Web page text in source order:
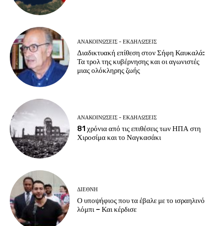
ΑΝΑΚΟΙΝΩΣΕΙΣ - ΕΚΔΗΛΩΣΕΙΣ
Διαδικτυακή επίθεση στον Σήφη Καυκαλά:
Τα τρολ της κυβέρνησης και οι αγωνιστές
μιας ολόκληρης ζωής
ΑΝΑΚΟΙΝΩΣΕΙΣ - ΕΚΔΗΛΩΣΕΙΣ
81 χρόνια από τις επιθέσεις των ΗΠΑ στη
Χιροσίμα και το Ναγκασάκι
ΔΙΕΘΝΗ
Ο υποψήφιος που τα έβαλε με το ισραηλινό
λόμπι – Και κέρδισε